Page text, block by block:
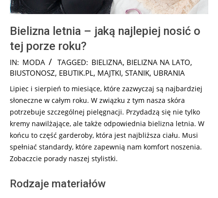
Bielizna letnia – jaką najlepiej nosić o
tej porze roku?
2018-
07-
IN: MODA TAGGED: BIELIZNA, BIELIZNA NA LATO,
BIUSTONOSZ, EBUTIK.PL, MAJTKI, STANIK, UBRANIA
Lipiec i sierpień to miesiące, które zazwyczaj są najbardziej
słoneczne w całym roku. W związku z tym nasza skóra
potrzebuje szczególnej pielęgnacji. Przydadzą się nie tylko
kremy nawilżające, ale także odpowiednia bielizna letnia. W
końcu to część garderoby, która jest najbliższa ciału. Musi
spełniać standardy, które zapewnią nam komfort noszenia.
Zobaczcie porady naszej stylistki.
Rodzaje materiałów